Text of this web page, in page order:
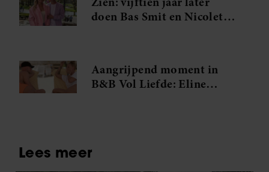
doen Bas Smit en Nicolette
Aangrijpend moment in
B&B Vol Liefde: Eline